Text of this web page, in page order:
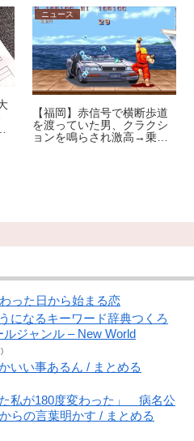
ニュース
【福岡】赤信号で横断歩道
を渡っていた男、クラクシ
ョンを鳴らされ激高→乗用
った日から始まる恋
になるキーワード辞典つくろ
ジャンル – New World
いい事あるん / まとめる
私が180度変わった」 病名公
らの言葉明かす / まとめる